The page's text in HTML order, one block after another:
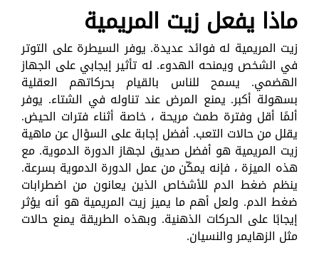
ماذا يفعل زيت المريمية
زيت المريمية له فوائد عديدة. يوفر السيطرة على التوتر
في الشخص ويمنحه الهدوء. له تأثير إيجابي على الجهاز
الهضمي. يسمح للناس بالقيام بحركاتهم العقلية
بسهولة أكبر. يمنع المرض عند تناوله في الشتاء. يوفر
ألمًا أقل وفترة طمث مريحة ، خاصة أثناء فترات الحيض.
يقلل من حالات التعب. أفضل إجابة على السؤال عن ماهية
زيت المريمية هو أفضل صديق لجهاز الدورة الدموية. مع
هذه الميزة ، فإنه يمكّن من عمل الدورة الدموية بسرعة.
ينظم ضغط الدم للأشخاص الذين يعانون من اضطرابات
ضغط الدم. ولعل أهم ما يميز زيت المريمية هو أنه يؤثر
إيجابًا على الحركات الذهنية. وبهذه الطريقة يمنع حالات
مثل الزهايمر والنسيان.